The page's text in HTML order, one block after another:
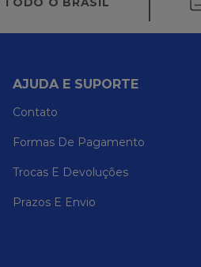
AJUDA E SUPORTE
Contato
Formas De Pagamento
Trocas E Devoluções
Prazos E Envio